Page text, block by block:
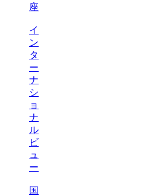
座
イ
ン
タ
ー
ナ
シ
ョ
ナ
ル
ビ
ュ
ー
国